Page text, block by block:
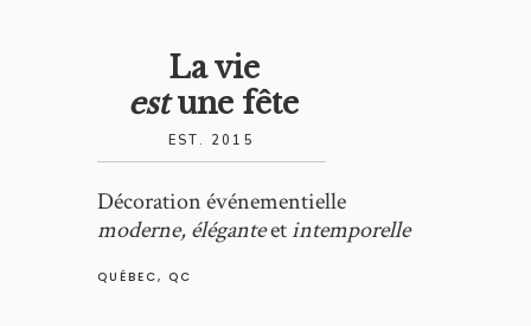
Décoration événementielle
moderne, éléganteetintemporelle
QUÉBEC, QC
La vie
estune fête
EST. 2015